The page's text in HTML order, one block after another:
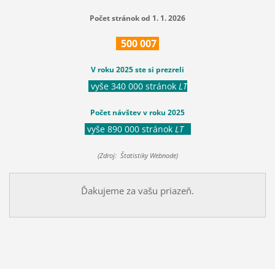
Počet stránok od 1. 1. 2026
500007
V roku 2025 ste si prezreli
vyše 340 000 stránok LT
Počet návštev v roku 2025
vyše 890 000 stránok LT
(Zdroj: Štatistiky Webnode)
Ďakujeme za vašu priazeň.